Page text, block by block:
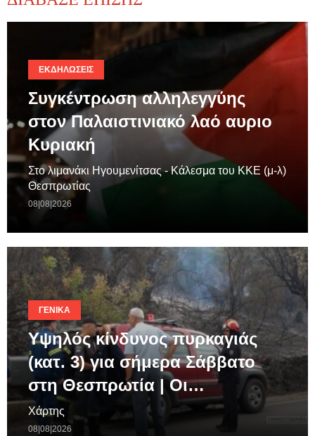
ΕΚΔΗΛΏΣΕΙΣ
Συγκέντρωση αλληλεγγύης
στον Παλαιστινιακό λαό αυριο
Κυριακή
Στο λιμανάκι Ηγουμενίτσας - Κάλεσμα του ΚΚΕ (μ-λ)
Θεσπρωτίας
08|08|2026
ΓΕΝΙΚΆ
Υψηλός κίνδυνος πυρκαγιάς
(κατ. 3) για σήμερα Σάββατο
στη Θεσπρωτία | Οι…
Χάρτης
08|08|2026